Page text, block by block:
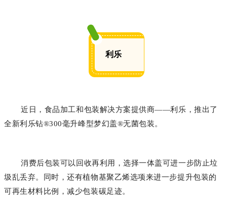
利乐
近日，食品加工和包装解决方案提供商——利乐，推出了
全新利乐钻®300毫升峰型梦幻盖®无菌包装。
消费后包装可以回收再利用，选择一体盖可进一步防止垃
圾乱丢弃。同时，还有植物基聚乙烯选项来进一步提升包装的
可再生材料比例，减少包装碳足迹。